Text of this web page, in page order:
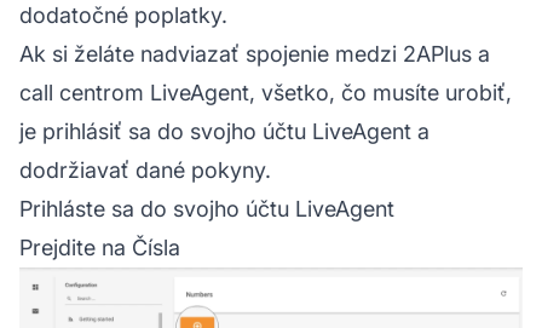
dodatočné poplatky.
Ak si želáte nadviazať spojenie medzi 2APlus a
call centrom LiveAgent, všetko, čo musíte urobiť,
je prihlásiť sa do svojho účtu LiveAgent a
dodržiavať dané pokyny.
Prihláste sa do svojho účtu LiveAgent
Prejdite na Čísla